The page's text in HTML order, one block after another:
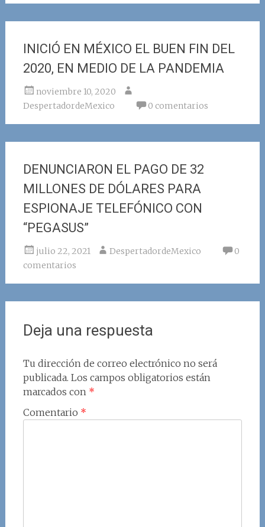
INICIÓ EN MÉXICO EL BUEN FIN DEL
2020, EN MEDIO DE LA PANDEMIA
noviembre 10, 2020
DespertadordeMexico
0 comentarios
DENUNCIARON EL PAGO DE 32
MILLONES DE DÓLARES PARA
ESPIONAJE TELEFÓNICO CON
“PEGASUS”
julio 22, 2021 DespertadordeMexico
0
comentarios
Deja una respuesta
Tu dirección de correo electrónico no será
publicada. Los campos obligatorios están
marcados con *
Comentario *